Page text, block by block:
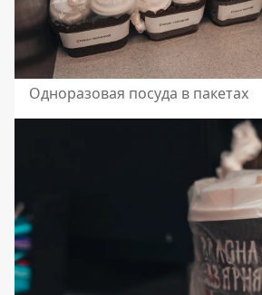
Одноразовая посуда в пакетах